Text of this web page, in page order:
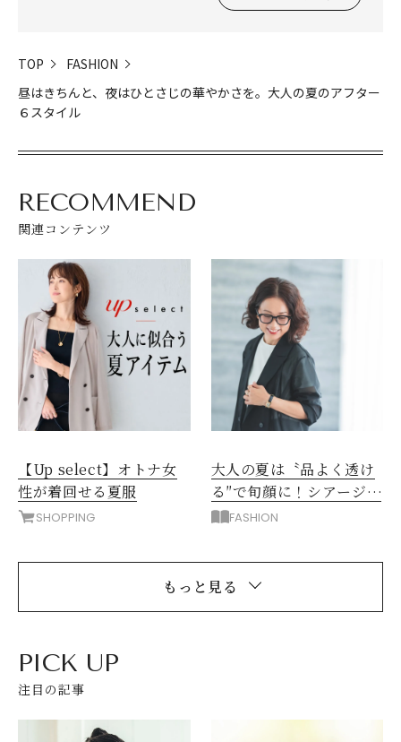
TOP
FASHION
昼はきちんと、夜はひとさじの華やかさを。大人の夏のアフター
６スタイル
RECOMMEND
関連コンテンツ
【Up select】オトナ女
性が着回せる夏服
SHOPPING
大人の夏は〝品よく透け
る″で旬顔に！シアージャ
ケットのオフィススタイ
FASHION
もっと見る
PICK UP
注目の記事